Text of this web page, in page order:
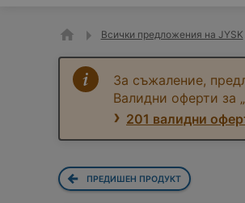
Всички предложения на JYSK
За съжаление,
Валидни оферти за
201 валидни
ПРЕДИШЕН ПРОДУКТ